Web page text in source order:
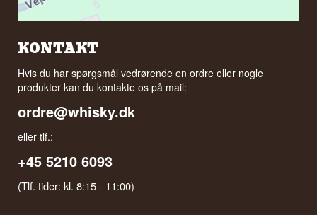
KONTAKT
Hvis du har spørgsmål vedrørende en ordre eller nogle
produkter kan du kontakte os på mail:
ordre@whisky.dk
eller tlf.:
+45 5210 6093
(Tlf. tider: kl. 8:15 - 11:00)